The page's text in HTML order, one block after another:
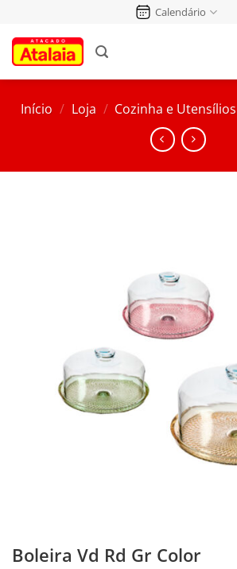
conteúdo
Calendário
Início / Loja / Cozinha e Utensílios
Boleira Vd Rd Gr Color